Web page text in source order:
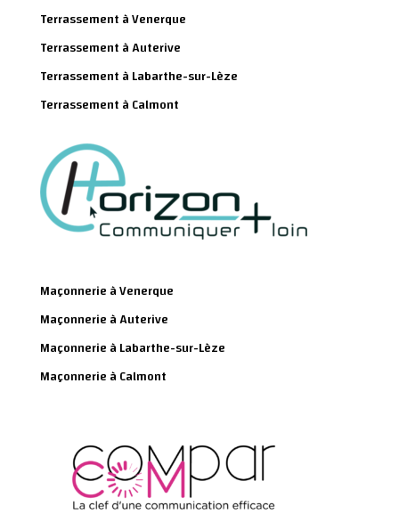
Terrassement à Venerque
Terrassement à Auterive
Terrassement à Labarthe-sur-Lèze
Terrassement à Calmont
Maçonnerie à Venerque
Maçonnerie à Auterive
Maçonnerie à Labarthe-sur-Lèze
Maçonnerie à Calmont